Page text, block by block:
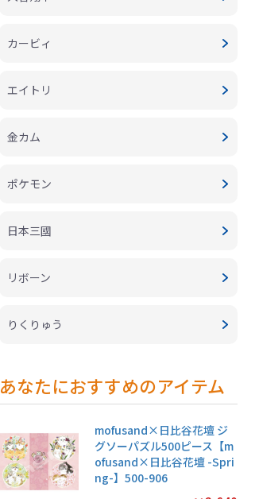
カービィ
エイトリ
金カム
ポケモン
日本三國
リボーン
りくりゅう
あなたにおすすめのアイテム
mofusand×日比谷花壇 ジ
グソーパズル500ピース【m
ofusand×日比谷花壇 -Spri
ng-】500-906